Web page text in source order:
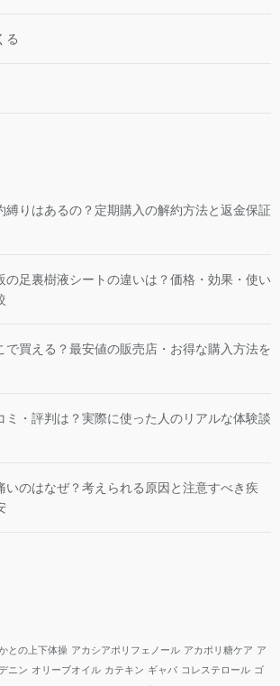
る
縛りはあるの？定期購入の解約方法と返金保証
の足裏樹液シートの違いは？価格・効果・使い
で買える？最安値の販売店・お得な購入方法を
ミ・評判は？実際に使った人のリアルな体験談
いのはなぜ？考えられる原因と注意すべき疾
との上下体操 アカシアポリフェノール アカポリ糖ケア ア
ニン オリーブオイル カテキン ギャバ コレステロール ゴ